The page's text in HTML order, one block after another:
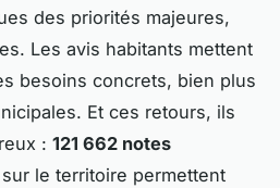
des priorités majeures,
Les avis habitants mettent
besoins concrets, bien plus
Et ces retours, ils
: 121 662 notes
le territoire permettent